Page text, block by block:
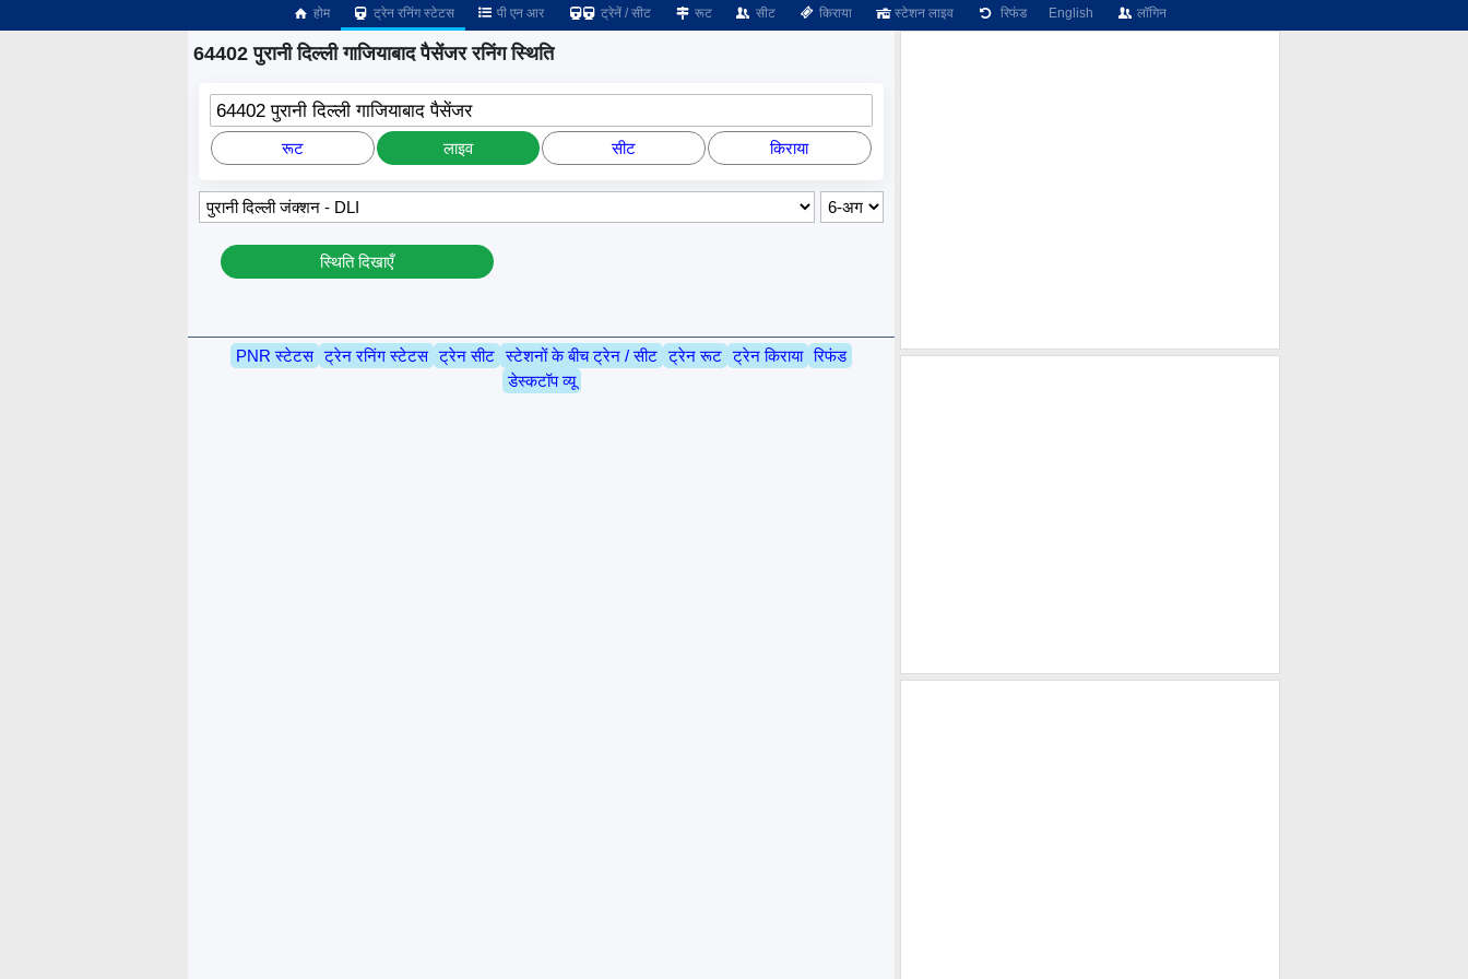
होम ट्रेन रनिंग स्टेटस पी एन आर ट्रेनें / सीट रूट सीट किराया स्टेशन लाइव रिफंड English लॉगिन
64402 पुरानी दिल्ली गाजियाबाद पैसेंजर रनिंग स्थिति
64402 पुरानी दिल्ली गाजियाबाद पैसेंजर
रूट लाइव सीट किराया
स्थिति दिखाएँ
PNR स्टेटस ट्रेन रनिंग स्टेटस ट्रेन सीट स्टेशनों के बीच ट्रेन / सीट ट्रेन रूट ट्रेन किराया रिफंड
डेस्कटॉप व्यू